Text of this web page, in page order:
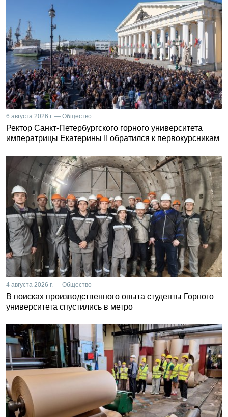
6 августа 2026 г. — Общество
Ректор Санкт-Петербургского горного университета
императрицы Екатерины II обратился к первокурсникам
4 августа 2026 г. — Общество
В поисках производственного опыта студенты Горного
университета спустились в метро